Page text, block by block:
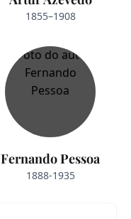
1855–1908
Fernando Pessoa
1888-1935